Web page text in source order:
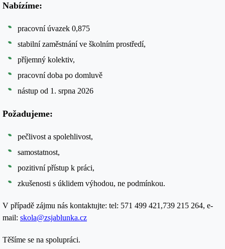
Nabízíme:
pracovní úvazek 0,875
stabilní zaměstnání ve školním prostředí,
příjemný kolektiv,
pracovní doba po domluvě
nástup od 1. srpna 2026
Požadujeme:
pečlivost a spolehlivost,
samostatnost,
pozitivní přístup k práci,
zkušenosti s úklidem výhodou, ne podmínkou.
V případě zájmu nás kontaktujte: tel: 571 499 421,739 215 264, e-
mail: skola@zsjablunka.cz
Těšíme se na spolupráci.